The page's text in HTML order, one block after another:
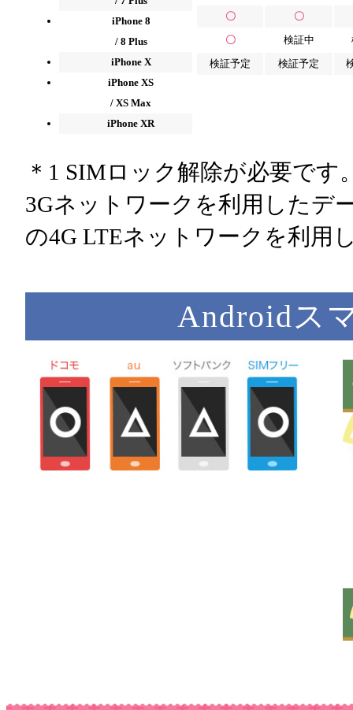
iPhone 8
/ 8 Plus
iPhone X
iPhone XS
/ XS Max
iPhone XR
〇
〇
〇
検証中
検証予定
検証予定
＊1 SIMロック解除が必要で
3Gネットワークを利用したデ
の4G LTEネットワークを利用
Androidス